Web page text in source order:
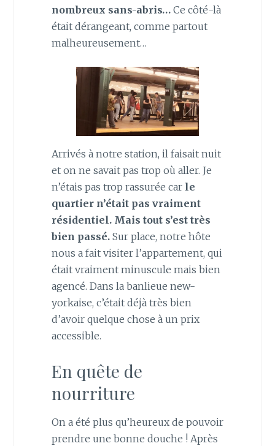
nombreux sans-abris…Ce côté-là
était dérangeant, comme partout
malheureusement…
Arrivés à notre station, il faisait nuit
et on ne savait pas trop où aller. Je
n’étais pas trop rassurée car le
quartier n’était pas vraiment
résidentiel. Mais tout s’est très
bien passé.Sur place, notre hôte
nous a fait visiter l’appartement, qui
était vraiment minuscule mais bien
agencé. Dans la banlieue new-
yorkaise, c’était déjà très bien
d’avoir quelque chose à un prix
accessible.
En quête de
nourriture
On a été plus qu’heureux de pouvoir
prendre une bonne douche ! Après